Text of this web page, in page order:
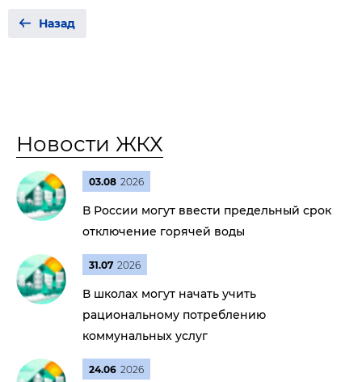
Назад
Новости ЖКХ
03.08 2026
В России могут ввести предельный срок
отключение горячей воды
31.07 2026
В школах могут начать учить
рациональному потреблению
коммунальных услуг
24.06 2026